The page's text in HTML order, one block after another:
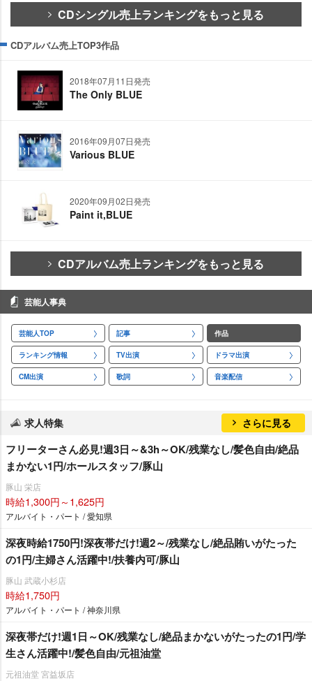
CDシングル売上ランキングをもっと見る
CDアルバム売上TOP3作品
2018年07月11日発売
The Only BLUE
2016年09月07日発売
Various BLUE
2020年09月02日発売
Paint it,BLUE
CDアルバム売上ランキングをもっと見る
芸能人事典
芸能人TOP 記事 作品
ランキング情報 TV出演 ドラマ出演
CM出演 歌詞 音楽配信
求人特集 さらに見る
フリーターさん必見!週3日～&3h～OK/残業なし/髪色自由/絶品
まかない1円/ホールスタッフ/豚山
豚山 栄店
時給1,300円～1,625円
アルバイト・パート / 愛知県
深夜時給1750円!深夜帯だけ!週2～/残業なし/絶品賄いがたった
の1円/主婦さん活躍中!/扶養内可/豚山
豚山 武蔵小杉店
時給1,750円
アルバイト・パート / 神奈川県
深夜帯だけ!週1日～OK/残業なし/絶品まかないがたったの1円/学
生さん活躍中!/髪色自由/元祖油堂
元祖油堂 宮益坂店